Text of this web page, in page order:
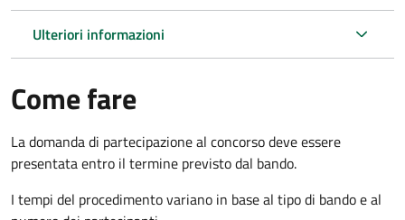
Ulteriori informazioni
Come fare
La domanda di partecipazione al concorso deve essere
presentata entro il termine previsto dal bando.
I tempi del procedimento variano in base al tipo di bando e al